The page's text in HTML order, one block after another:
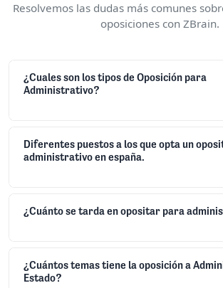
Resolvemos las dudas más comunes
oposiciones con ZBrain.
¿Cuales son los tipos de Oposición para
Administrativo?
Diferentes puestos a los que opta un
administrativo en españa.
¿Cuánto se tarda en opositar para
¿Cuántos temas tiene la oposición a
Estado?